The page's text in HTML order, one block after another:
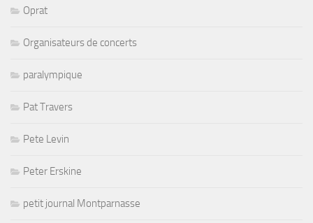
Oprat
Organisateurs de concerts
paralympique
Pat Travers
Pete Levin
Peter Erskine
petit journal Montparnasse